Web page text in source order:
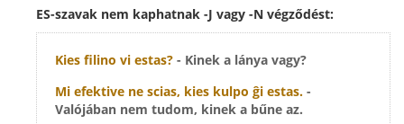
ES-szavak nem kaphatnak -J vagy -N végződést:
Kies filino vi estas? - Kinek a lánya vagy?
Mi efektive ne scias, kies kulpo ĝi estas. -
Valójában nem tudom, kinek a bűne az.